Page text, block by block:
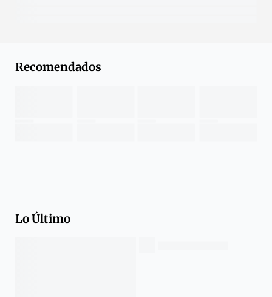
Recomendados
Lo Último